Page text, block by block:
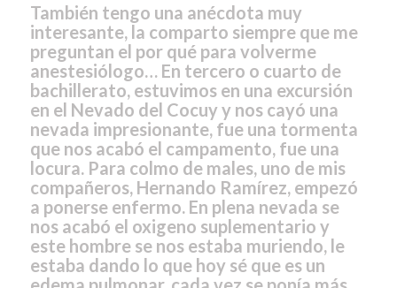
También tengo una anécdota muy
interesante, la comparto siempre que me
preguntan el por qué para volverme
anestesiólogo… En tercero o cuarto de
bachillerato, estuvimos en una excursión
en el Nevado del Cocuy y nos cayó una
nevada impresionante, fue una tormenta
que nos acabó el campamento, fue una
locura. Para colmo de males, uno de mis
compañeros, Hernando Ramírez, empezó
a ponerse enfermo. En plena nevada se
nos acabó el oxigeno suplementario y
este hombre se nos estaba muriendo, le
estaba dando lo que hoy sé que es un